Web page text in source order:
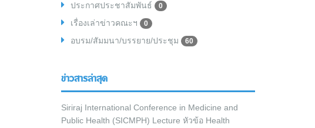
ประกาศประชาสัมพันธ์ 0
เรื่องเล่าข่าวคณะฯ 0
อบรม/สัมมนา/บรรยาย/ประชุม 60
ข่าวสารล่าสุด
Siriraj International Conference in Medicine and
Public Health (SICMPH) Lecture หัวข้อ Health